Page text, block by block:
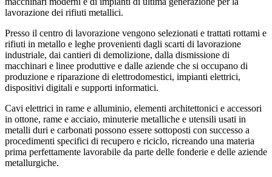
lavorazione dei rifiuti metallici.
Presso il centro di lavorazione vengono selezionati e trattati rottami e
rifiuti in metallo e leghe provenienti dagli scarti di lavorazione
industriale, dai cantieri di demolizione, dalla dismissione di
macchinari e linee produttive e dalle aziende che si occupano di
produzione e riparazione di elettrodomestici, impianti elettrici,
dispositivi digitali e supporti informatici.
Cavi elettrici in rame e alluminio, elementi architettonici e accessori
in ottone, rame e acciaio, minuterie metalliche e utensili usati in
metalli duri e carbonati possono essere sottoposti con successo a
procedimenti specifici di recupero e riciclo, ricreando una materia
prima perfettamente lavorabile da parte delle fonderie e delle aziende
metallurgiche.